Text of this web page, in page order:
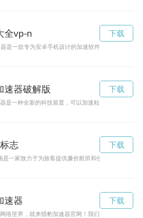
全vp-n
是一款专为安卓手机设计的加速软件，能够帮助用
下载
速器破解版
是一种全新的科技装置，可以加速粒子达到极高速度
下载
志
是一家致力于为旅客提供廉价航班和便捷出行服务的
下载
速器
络世界，就来猎豹加速器官网！我们提供高速稳定
下载